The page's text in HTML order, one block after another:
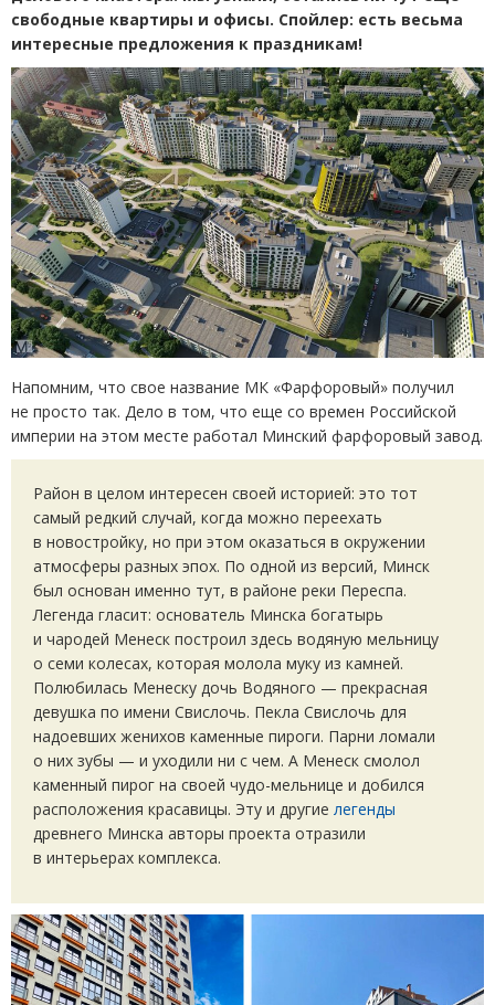
свободные квартиры и офисы. Спойлер: есть весьма
интересные предложения к праздникам!
Напомним, что свое название МК «Фарфоровый» получил
не просто так. Дело в том, что еще со времен Российской
империи на этом месте работал Минский фарфоровый завод.
Район в целом интересен своей историей: это тот
самый редкий случай, когда можно переехать
в новостройку, но при этом оказаться в окружении
атмосферы разных эпох. По одной из версий, Минск
был основан именно тут, в районе реки Переспа.
Легенда гласит: основатель Минска богатырь
и чародей Менеск построил здесь водяную мельницу
о семи колесах, которая молола муку из камней.
Полюбилась Менеску дочь Водяного — прекрасная
девушка по имени Свислочь. Пекла Свислочь для
надоевших женихов каменные пироги. Парни ломали
о них зубы — и уходили ни с чем. А Менеск смолол
каменный пирог на своей чудо-мельнице и добился
расположения красавицы. Эту и другие легенды
древнего Минска авторы проекта отразили
в интерьерах комплекса.